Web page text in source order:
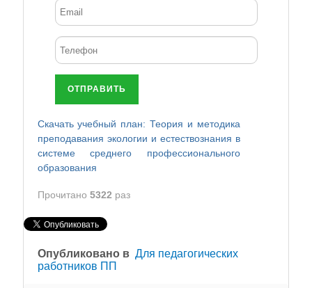
ОТПРАВИТЬ
Скачать учебный план: Теория и методика
преподавания экологии и естествознания в
системе среднего профессионального
образования
Прочитано 5322 раз
Опубликовано в Для педагогических
работников ПП